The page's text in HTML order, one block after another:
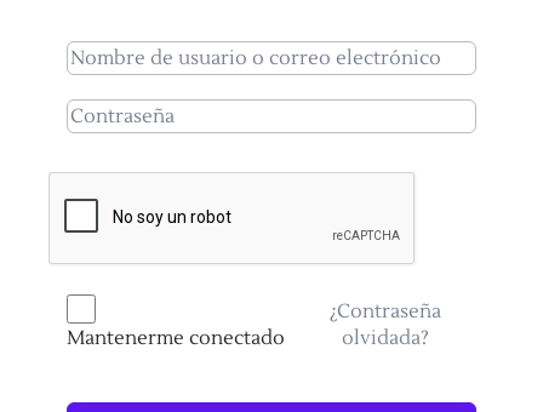
Mantenerme conectado
¿Contraseña
olvidada?